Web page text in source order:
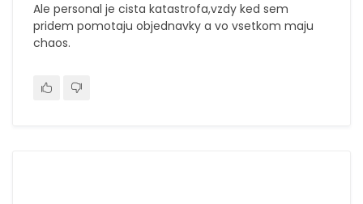
Ale personal je cista katastrofa,vzdy ked sem
pridem pomotaju objednavky a vo vsetkom maju
chaos.